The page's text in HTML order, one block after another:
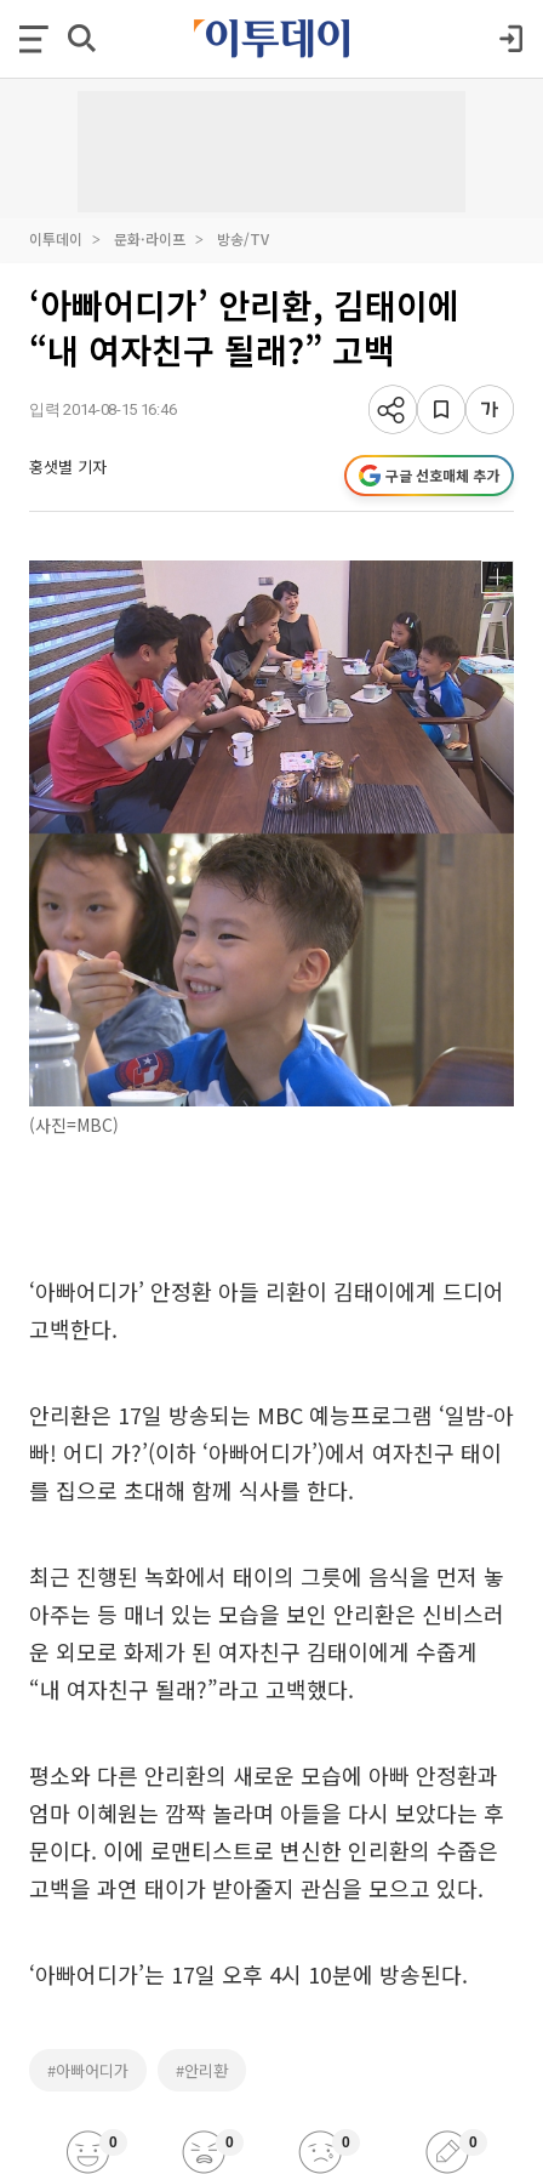
이투데이 문화·라이프 방송/TV
‘아빠어디가’ 안리환, 김태이에
“내 여자친구 될래?” 고백
입력 2014-08-15 16:46
홍샛별 기자 구글 선호매체 추가
(사진=MBC)
‘아빠어디가’ 안정환 아들 리환이 김태이에게 드디어
고백한다.
안리환은 17일 방송되는 MBC 예능프로그램 ‘일밤-아
빠! 어디 가?’(이하 ‘아빠어디가’)에서 여자친구 태이
를 집으로 초대해 함께 식사를 한다.
최근 진행된 녹화에서 태이의 그릇에 음식을 먼저 놓
아주는 등 매너 있는 모습을 보인 안리환은 신비스러
운 외모로 화제가 된 여자친구 김태이에게 수줍게
“내 여자친구 될래?”라고 고백했다.
평소와 다른 안리환의 새로운 모습에 아빠 안정환과
엄마 이혜원는 깜짝 놀라며 아들을 다시 보았다는 후
문이다. 이에 로맨티스트로 변신한 인리환의 수줍은
고백을 과연 태이가 받아줄지 관심을 모으고 있다.
‘아빠어디가’는 17일 오후 4시 10분에 방송된다.
#아빠어디가 #안리환
0 0 0 0